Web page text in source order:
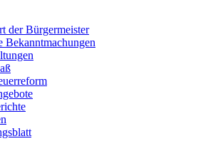
der Bürgermeister
Bekanntmachungen